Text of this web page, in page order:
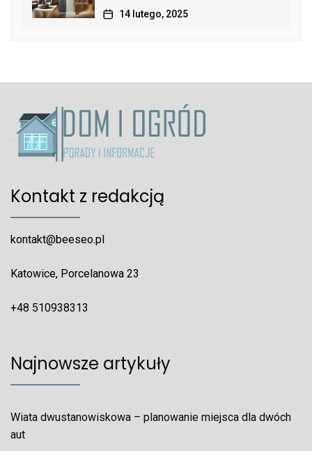
14 lutego, 2025
Kontakt z redakcją
kontakt@beeseo.pl
Katowice, Porcelanowa 23
+48 510938313
Najnowsze artykuły
Wiata dwustanowiskowa – planowanie miejsca dla dwóch
aut